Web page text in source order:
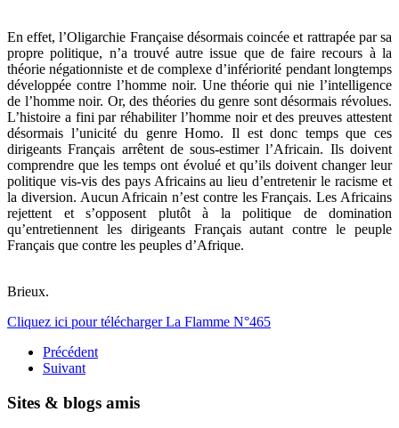
En effet, l’Oligarchie Française désormais coincée et rattrapée par sa
propre politique, n’a trouvé autre issue que de faire recours à la
théorie négationniste et de complexe d’infériorité pendant longtemps
développée contre l’homme noir. Une théorie qui nie l’intelligence
de l’homme noir. Or, des théories du genre sont désormais révolues.
L’histoire a fini par réhabiliter l’homme noir et des preuves attestent
désormais l’unicité du genre Homo. Il est donc temps que ces
dirigeants Français arrêtent de sous-estimer l’Africain. Ils doivent
comprendre que les temps ont évolué et qu’ils doivent changer leur
politique vis-vis des pays Africains au lieu d’entretenir le racisme et
la diversion. Aucun Africain n’est contre les Français. Les Africains
rejettent et s’opposent plutôt à la politique de domination
qu’entretiennent les dirigeants Français autant contre le peuple
Français que contre les peuples d’Afrique.
Brieux.
Cliquez ici pour télécharger La Flamme N°465
Précédent
Suivant
Sites & blogs amis